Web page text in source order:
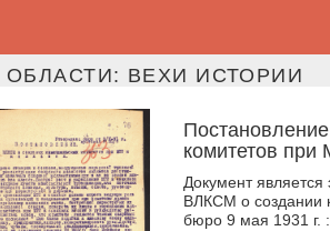
ВЕХИ ИСТОРИИ
комитетов при
Документ
ВЛКСМ о создании
бюро 9 мая 1931